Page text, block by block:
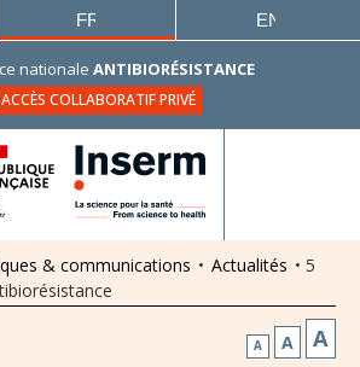
nationale ANTIBIORÉSISTANCE
ACCÈS COLLABORATIF PRIVÉ
FRANÇAIS ENGLISH
& communications • Actualités • 5
A A A